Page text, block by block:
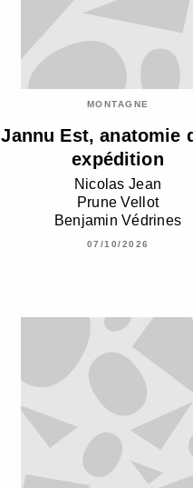
MONTAGNE
Jannu Est, anatomie
expédition
Nicolas Jean
Prune Vellot
Benjamin Védrines
07/10/2026